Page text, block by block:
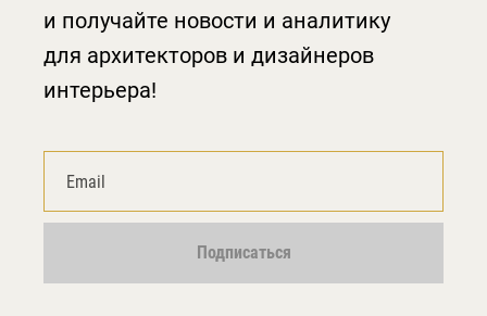
и получайте новости и аналитику
для архитекторов и дизайнеров
интерьера!
Подписаться